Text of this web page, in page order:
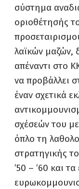
σύστημα
οριοθέτησής
λαϊκών μαζών,
απέναντι στο
να προβάλλει
έναν σχετικά
σχέσεών του
όπλο τη
στρατηγικής
’50 – ’60 και